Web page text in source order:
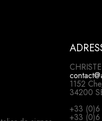
1152
34200
+33 (0)6
+33